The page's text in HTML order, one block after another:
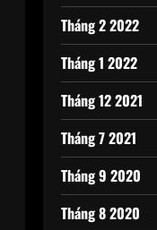
Tháng 2 2022
Tháng 1 2022
Tháng 12 2021
Tháng 7 2021
Tháng 9 2020
Tháng 8 2020